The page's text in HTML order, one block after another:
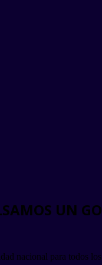
UN
nacional para todos